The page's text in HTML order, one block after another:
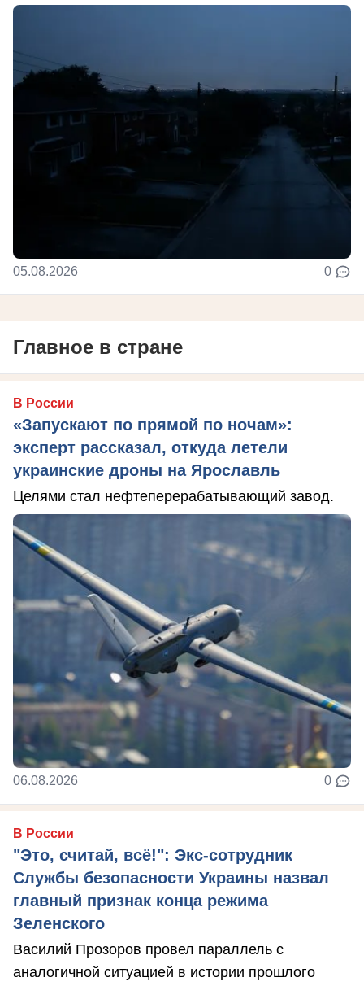
05.08.2026 0
Главное в стране
В России
«Запускают по прямой по ночам»:
эксперт рассказал, откуда летели
украинские дроны на Ярославль
Целями стал нефтеперерабатывающий завод.
06.08.2026 0
В России
"Это, считай, всё!": Экс-сотрудник
Службы безопасности Украины назвал
главный признак конца режима
Зеленского
Василий Прозоров провел параллель с
аналогичной ситуацией в истории прошлого